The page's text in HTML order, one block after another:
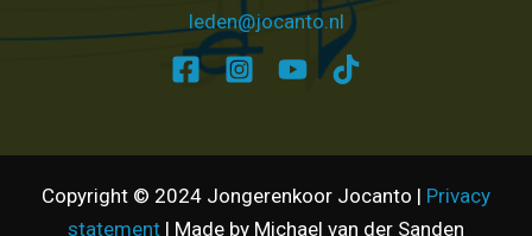
leden@jocanto.nl
Copyright © 2024 Jongerenkoor Jocanto | Privacy
statement | Made by Michael van der Sanden